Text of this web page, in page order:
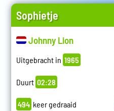
Sophietje
Johnny Lion
Uitgebracht in 1965
Duurt 02:28
494 keer gedraaid